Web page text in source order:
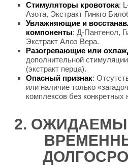
Стимуляторы кровотока:
Азота, Экстракт Гинкго
Увлажняющие и
компоненты: Д-Пантенол,
Экстракт Алоэ Вера.
Разогревающие или
дополнительной
(экстракт перца).
Опасный признак:
или наличие только
комплексов без конкретных
2.